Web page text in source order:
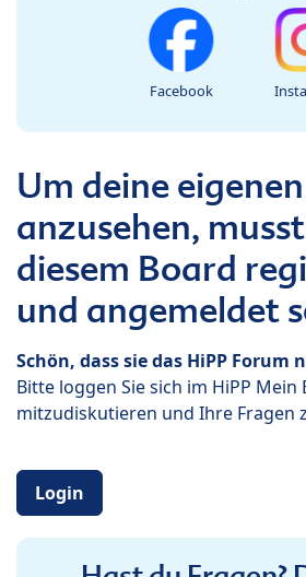
Facebook
Um deine
anzusehen,
diesem Board
und angemeldet
Schön, dass sie das HiPP Forum
Bitte loggen Sie sich im HiPP Mein
mitzudiskutieren und Ihre Fragen
Login